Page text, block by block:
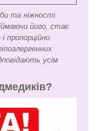
та ніжності.
його, стає
пропорційно
усім